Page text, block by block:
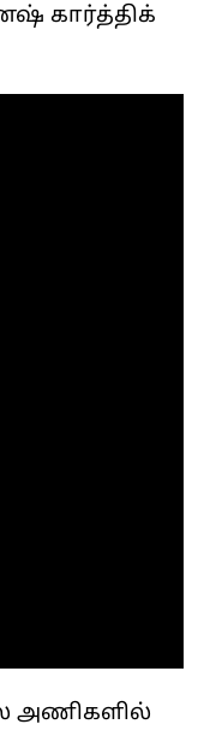
கார்த்திக்
அணிகளில்